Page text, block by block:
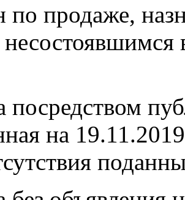
по продаже,
посредством
на